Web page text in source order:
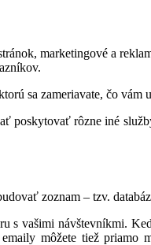
marketingové a
sa zameriavate, čo
poskytovať rôzne iné
zoznam – tzv.
s vašimi návštevníkmi.
môžete tiež priamo